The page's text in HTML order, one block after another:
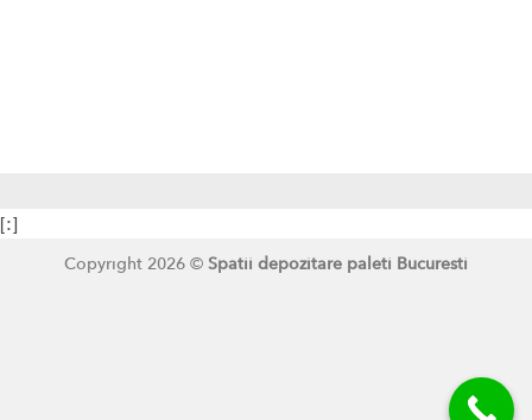
[:]
Copyright 2026 © Spatii depozitare paleti Bucuresti